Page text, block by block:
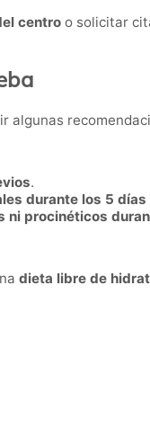
centro o solicitar
algunas
.
durante los 5
procinéticos
dieta libre de